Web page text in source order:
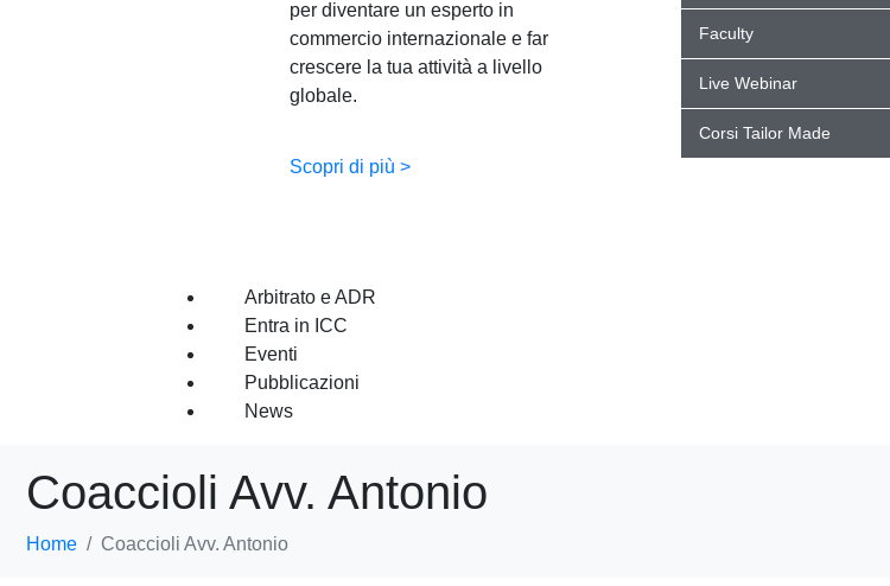
per diventare un esperto in
commercio internazionale e far
crescere la tua attività a livello
globale.
Scopri di più >
Faculty
Live Webinar
Corsi Tailor Made
Arbitrato e ADR
Entra in ICC
Eventi
Pubblicazioni
News
Coaccioli Avv. Antonio
Home Coaccioli Avv. Antonio